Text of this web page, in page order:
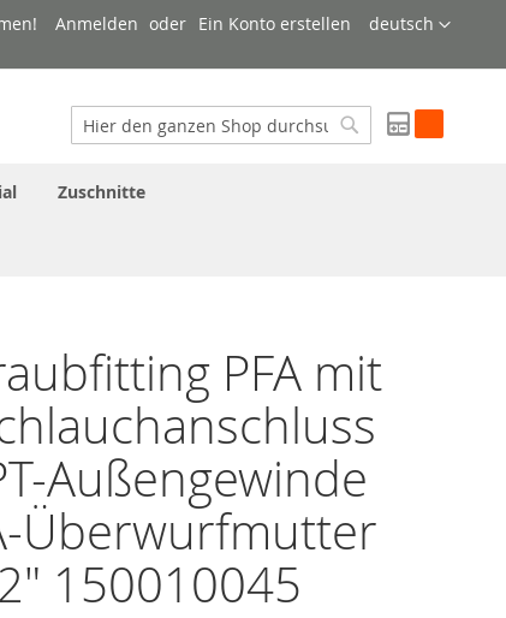
Sprache
deutsch
Anmelden
Ein Konto erstellen
Suche
Zuschnitte
PFA mit
Außengewinde
Überwurfmutter
150010045